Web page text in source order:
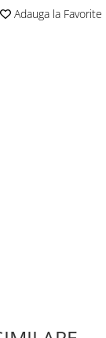
Adauga la Favorite